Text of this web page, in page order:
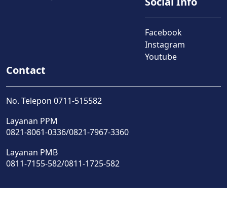
Facebook
Instagram
Youtube
Contact
No. Telepon 0711-515582
Layanan PPM
0821-8061-0336/0821-7967-3360
Layanan PMB
0811-7155-582/0811-1725-582